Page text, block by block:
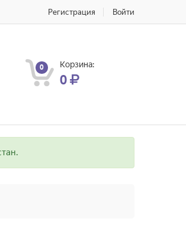
Регистрация Войти
0 Корзина:
0